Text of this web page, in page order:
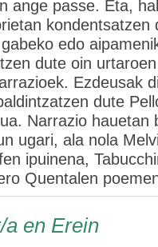
ange passe. Eta,
kondentsatzen
edo
dute oin urtaroen
Ezdeusak
dute
Narrazio hauetan
ugari, ala nola
ipuinena,
Quentalen
en Erein